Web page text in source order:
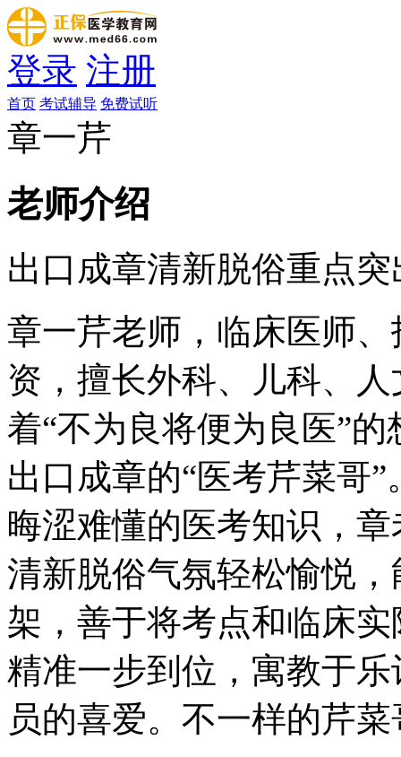
登录 注册
首页 考试辅导 免费试听
章一芹
老师介绍
出口成章清新脱俗重点突
章一芹老师，临床医师
资，擅长外科、儿科、
着“不为良将便为良医”
出口成章的“医考芹菜哥
晦涩难懂的医考知识，
清新脱俗气氛轻松愉悦
架，善于将考点和临床
精准一步到位，寓教于
员的喜爱。不一样的芹